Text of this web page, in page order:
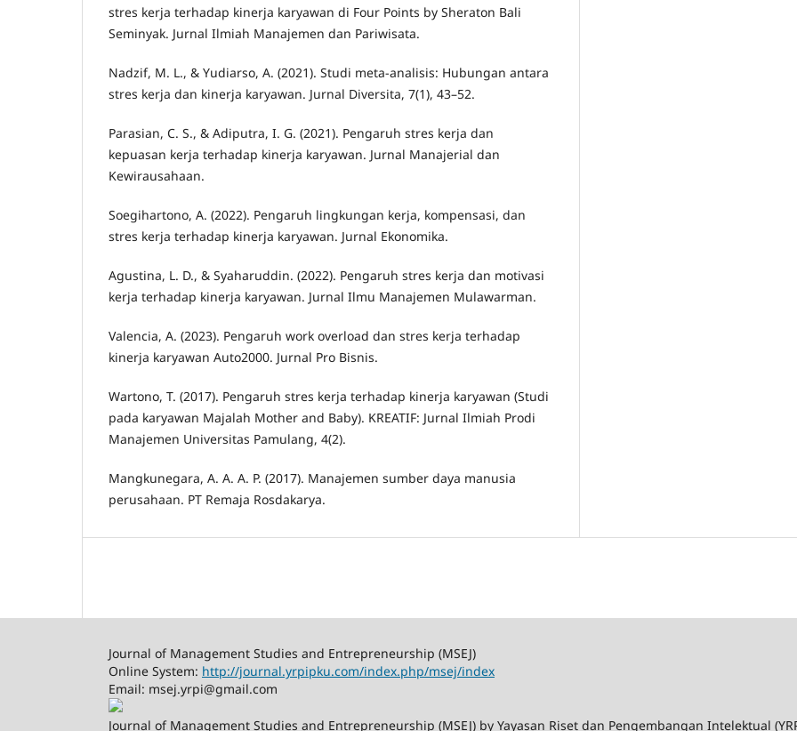
stres kerja terhadap kinerja karyawan di Four Points by Sheraton Bali
Seminyak. Jurnal Ilmiah Manajemen dan Pariwisata.
Nadzif, M. L., & Yudiarso, A. (2021). Studi meta-analisis: Hubungan antara
stres kerja dan kinerja karyawan. Jurnal Diversita, 7(1), 43–52.
Parasian, C. S., & Adiputra, I. G. (2021). Pengaruh stres kerja dan
kepuasan kerja terhadap kinerja karyawan. Jurnal Manajerial dan
Kewirausahaan.
Soegihartono, A. (2022). Pengaruh lingkungan kerja, kompensasi, dan
stres kerja terhadap kinerja karyawan. Jurnal Ekonomika.
Agustina, L. D., & Syaharuddin. (2022). Pengaruh stres kerja dan motivasi
kerja terhadap kinerja karyawan. Jurnal Ilmu Manajemen Mulawarman.
Valencia, A. (2023). Pengaruh work overload dan stres kerja terhadap
kinerja karyawan Auto2000. Jurnal Pro Bisnis.
Wartono, T. (2017). Pengaruh stres kerja terhadap kinerja karyawan (Studi
pada karyawan Majalah Mother and Baby). KREATIF: Jurnal Ilmiah Prodi
Manajemen Universitas Pamulang, 4(2).
Mangkunegara, A. A. A. P. (2017). Manajemen sumber daya manusia
perusahaan. PT Remaja Rosdakarya.
Journal of Management Studies and Entrepreneurship (MSEJ)
Online System: http://journal.yrpipku.com/index.php/msej/index
Email: msej.yrpi@gmail.com
Journal of Management Studies and Entrepreneurship (MSEJ) by Yayasan Riset dan Pengembangan Intelektual